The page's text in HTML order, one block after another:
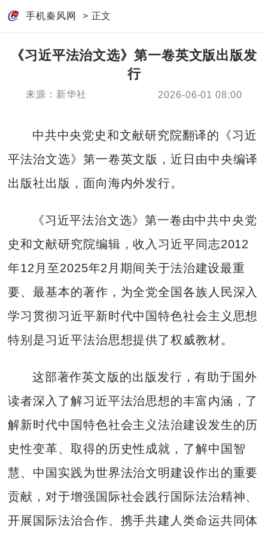
手机秦风网 > 正文
《习近平法治文选》第一卷英文版出版发
行
来源：新华社 2026-06-01 08:00
中共中央党史和文献研究院翻译的《习近
平法治文选》第一卷英文版，近日由中央编译
出版社出版，面向海内外发行。
《习近平法治文选》第一卷由中共中央党
史和文献研究院编辑，收入习近平同志2012
年12月至2025年2月期间关于法治建设最重
要、最基本的著作，为全党全国各族人民深入
学习贯彻习近平新时代中国特色社会主义思想
特别是习近平法治思想提供了权威教材。
这部著作英文版的出版发行，有助于国外
读者深入了解习近平法治思想的丰富内涵，了
解新时代中国特色社会主义法治建设发生的历
史性变革、取得的历史性成就，了解中国智
慧、中国实践为世界法治文明建设作出的重要
贡献，对于增强国际社会践行国际法治精神、
开展国际法治合作、携手共建人类命运共同体